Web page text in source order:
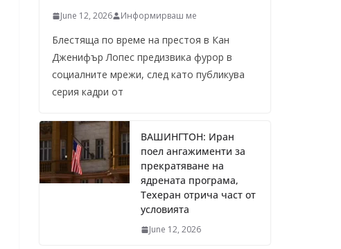
June 12, 2026 Информирваш ме
Блестяща по време на престоя в Кан
Дженифър Лопес предизвика фурор в
социалните мрежи, след като публикува
серия кадри от
ВАШИНГТОН: Иран
поел ангажименти за
прекратяване на
ядрената програма,
Техеран отрича част от
условията
June 12, 2026